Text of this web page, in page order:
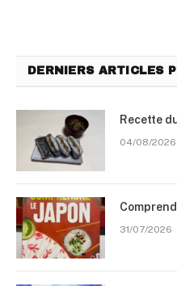
DERNIERS ARTICLES
Recette
04/08/2026
31/07/2026